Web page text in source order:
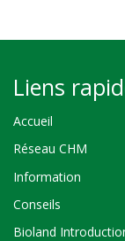
Liens
Accueil
Réseau CHM
Information
Conseils
Bioland